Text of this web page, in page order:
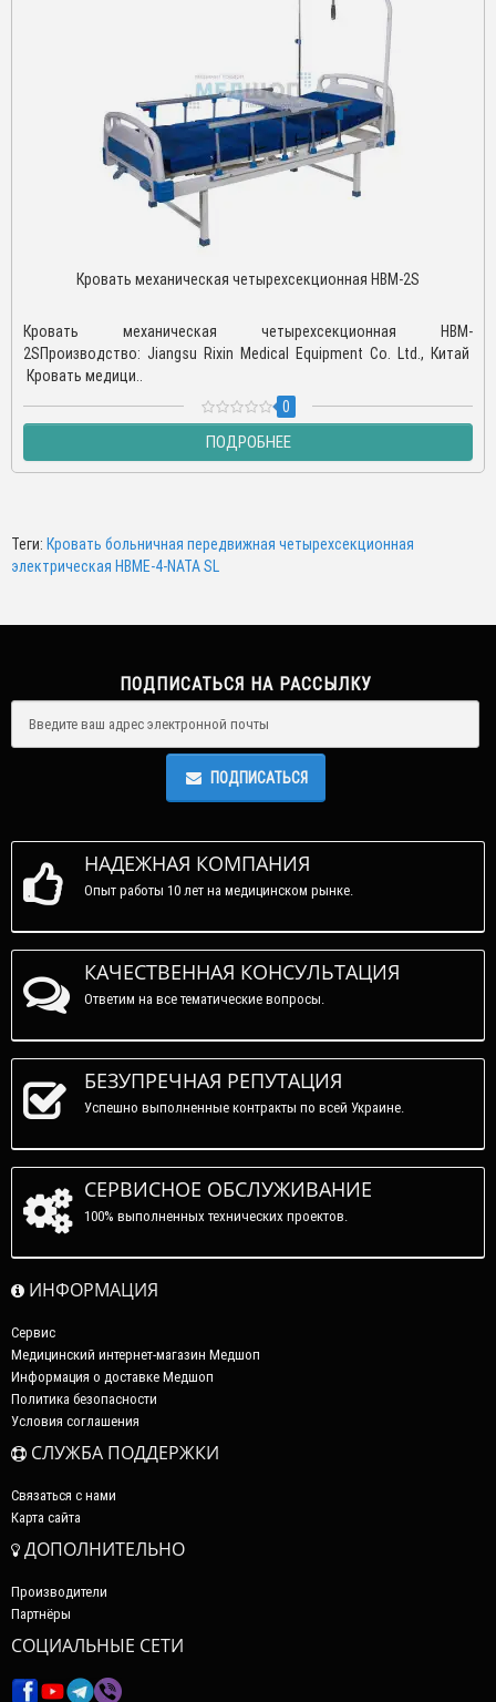
Кровать механическая четырехсекционная HBM-2S
Кровать механическая четырехсекционная HBM-
2SПроизводство: Jiangsu Rixin Medical Equipment Co. Ltd., Китай
Кровать медици..
0
ПОДРОБНЕЕ
Теги: Кровать больничная передвижная четырехсекционная
электрическая НВМЕ-4-NATA SL
ПОДПИСАТЬСЯ НА РАССЫЛКУ
ПОДПИСАТЬСЯ
НАДЕЖНАЯ КОМПАНИЯ
Опыт работы 10 лет на медицинском рынке.
КАЧЕСТВЕННАЯ КОНСУЛЬТАЦИЯ
Ответим на все тематические вопросы.
БЕЗУПРЕЧНАЯ РЕПУТАЦИЯ
Успешно выполненные контракты по всей Украине.
СЕРВИСНОЕ ОБСЛУЖИВАНИЕ
100% выполненных технических проектов.
ИНФОРМАЦИЯ
Сервис
Медицинский интернет-магазин Медшоп
Информация о доставке Медшоп
Политика безопасности
Условия соглашения
СЛУЖБА ПОДДЕРЖКИ
Связаться с нами
Карта сайта
ДОПОЛНИТЕЛЬНО
Производители
Партнёры
СОЦИАЛЬНЫЕ СЕТИ